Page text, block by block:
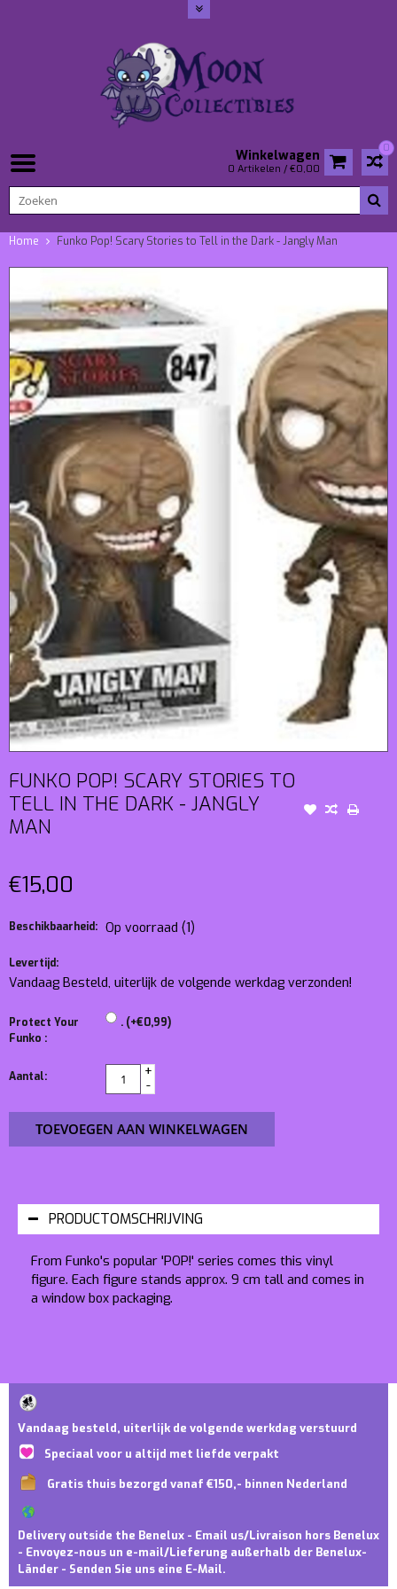
0
Winkelwagen
0 Artikelen / €0,00
Home Funko Pop! Scary Stories to Tell in the Dark - Jangly Man
FUNKO POP! SCARY STORIES TO
TELL IN THE DARK - JANGLY
MAN
€15,00
Beschikbaarheid: Op voorraad (1)
Levertijd:
Vandaag Besteld, uiterlijk de volgende werkdag verzonden!
Protect Your
Funko :
. (+€0,99)
Aantal:
+
-
TOEVOEGEN AAN WINKELWAGEN
PRODUCTOMSCHRIJVING
From Funko's popular 'POP!' series comes this vinyl
figure. Each figure stands approx. 9 cm tall and comes in
a window box packaging.
Vandaag besteld, uiterlijk de volgende werkdag verstuurd
Speciaal voor u altijd met liefde verpakt
Gratis thuis bezorgd vanaf €150,- binnen Nederland
Delivery outside the Benelux - Email us/Livraison hors Benelux
- Envoyez-nous un e-mail/Lieferung außerhalb der Benelux-
Länder - Senden Sie uns eine E-Mail.